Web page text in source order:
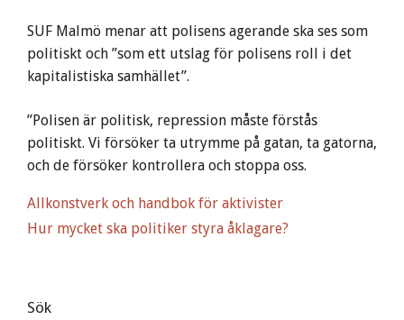
SUF Malmö menar att polisens agerande ska ses som
politiskt och ”som ett utslag för polisens roll i det
kapitalistiska samhället”.
”Polisen är politisk, repression måste förstås
politiskt. Vi försöker ta utrymme på gatan, ta gatorna,
och de försöker kontrollera och stoppa oss.
Allkonstverk och handbok för aktivister
Hur mycket ska politiker styra åklagare?
Sök